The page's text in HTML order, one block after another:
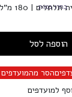
| 180 מ"ל
בחרו כמות
הוספה לסל
הסר מהמועדפים
למועדפים